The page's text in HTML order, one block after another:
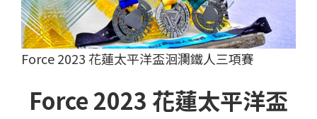
Force 2023 花蓮太平洋盃洄瀾鐵人三項賽
Force 2023 花蓮太平洋盃